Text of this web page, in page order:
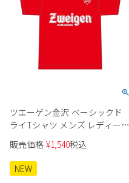
ツエーゲン金沢 ベーシックド
ライTシャツ メンズ レディース
キッズ ユニセックス
販売価格 ¥1,540税込
NEW